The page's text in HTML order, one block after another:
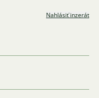
Nahlásiť inzerát